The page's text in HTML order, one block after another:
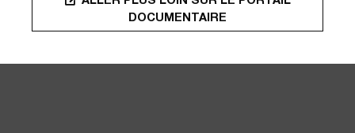
DOCUMENTAIRE